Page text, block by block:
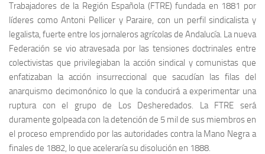
Trabajadores de la Región Española (FTRE) fundada en 1881 por
líderes como Antoni Pellicer y Paraire, con un perfil sindicalista y
legalista, fuerte entre los jornaleros agrícolas de Andalucía. La nueva
Federación se vio atravesada por las tensiones doctrinales entre
colectivistas que privilegiaban la acción sindical y comunistas que
enfatizaban la acción insurreccional que sacudían las filas del
anarquismo decimonónico lo que la conducirá a experimentar una
ruptura con el grupo de Los Desheredados. La FTRE será
duramente golpeada con la detención de 5 mil de sus miembros en
el proceso emprendido por las autoridades contra la Mano Negra a
finales de 1882, lo que aceleraría su disolución en 1888.